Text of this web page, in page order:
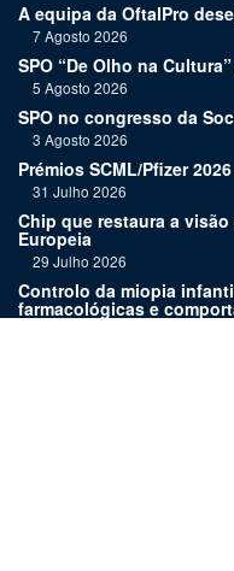
A equipa da OftalPro
7 Agosto 2026
SPO “De Olho na
5 Agosto 2026
SPO no congresso da
3 Agosto 2026
Prémios SCML/Pfizer
31 Julho 2026
Chip que restaura a
Europeia
29 Julho 2026
Controlo da miopia
farmacológicas e